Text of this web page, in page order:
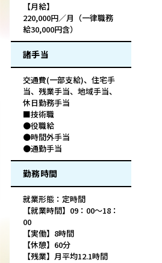
【月給】
220,000円／月（一律職務
給30,000円含）
諸手当
交通費(一部支給)、住宅手
当、残業手当、地域手当、
休日勤務手当
■技術職
●役職給
●時間外手当
●通勤手当
勤務時間
就業形態：定時間
【就業時間】09：00～18：
00
【実働】8時間
【休憩】60分
【残業】月平均12.1時間